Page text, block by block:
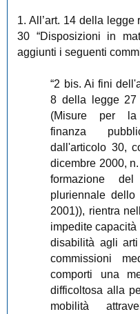
1. All’art. 14 della
30 “Disposizioni in
aggiunti i seguenti
“2 bis. Ai fini
8 della legge 27
(Misure per la
finanza
dall'articolo 30,
dicembre 2000,
formazione
pluriennale dello
2001)), rientra
impedite
disabilità agli
commissioni
comporti una
difficoltosa alla
mobilità